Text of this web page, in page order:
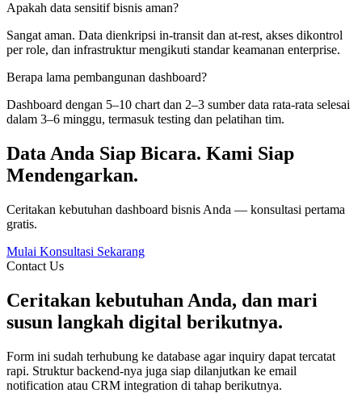
Apakah data sensitif bisnis aman?
Sangat aman. Data dienkripsi in-transit dan at-rest, akses dikontrol
per role, dan infrastruktur mengikuti standar keamanan enterprise.
Berapa lama pembangunan dashboard?
Dashboard dengan 5–10 chart dan 2–3 sumber data rata-rata selesai
dalam 3–6 minggu, termasuk testing dan pelatihan tim.
Data Anda Siap Bicara. Kami Siap
Mendengarkan.
Ceritakan kebutuhan dashboard bisnis Anda — konsultasi pertama
gratis.
Mulai Konsultasi Sekarang
Contact Us
Ceritakan kebutuhan Anda, dan mari
susun langkah digital berikutnya.
Form ini sudah terhubung ke database agar inquiry dapat tercatat
rapi. Struktur backend-nya juga siap dilanjutkan ke email
notification atau CRM integration di tahap berikutnya.